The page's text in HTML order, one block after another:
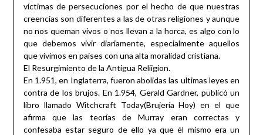
víctimas de persecuciones por el hecho de que nuestras
creencias son diferentes a las de otras religiones y aunque
no nos queman vivos o nos llevan a la horca, es algo con lo
que debemos vivir diariamente, especialmente aquellos
que vivimos en países con una alta moralidad cristiana.
El Resurgimiento de la Antigua Reliigion.
En 1.951, en Inglaterra, fueron abolidas las ultimas leyes en
contra de los brujos. En 1.954, Gerald Gardner, publicó un
libro llamado Witchcraft Today(Brujería Hoy) en el que
afirma que las teorías de Murray eran correctas y
confesaba estar seguro de ello ya que él mismo era un